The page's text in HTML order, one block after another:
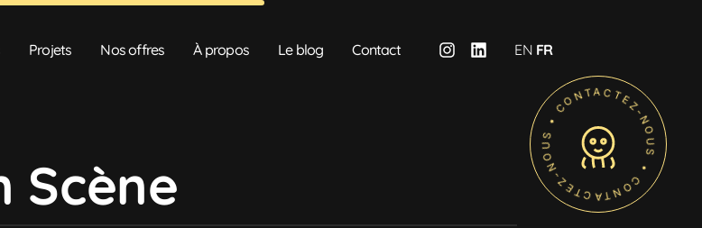
Projets Nos offres À propos Le blog Contact EN FR
Scène • CONTACTEZ-NOUS • CONTACTEZ-NOUS